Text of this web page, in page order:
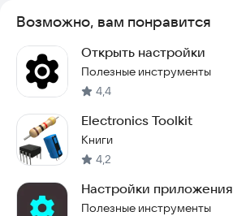
Возможно, вам понравится
Открыть настройки
Полезные инструменты
4,4
Electronics Toolkit
Книги
4,2
Настройки приложения
Полезные инструменты